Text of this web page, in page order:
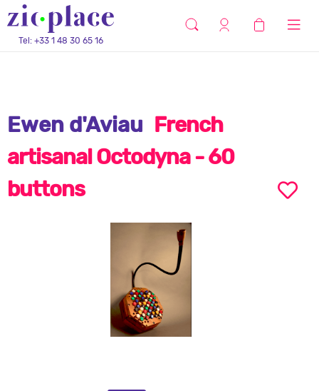
Tel: +33 1 48 30 65 16
Ewen d'Aviau French
artisanal Octodyna - 60
buttons